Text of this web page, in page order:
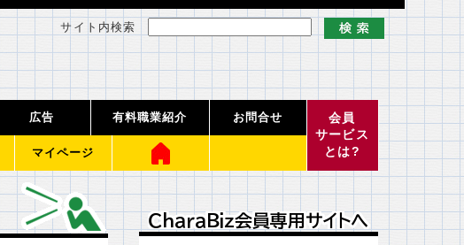
サイト内検索
広告 有料職業紹介 お問合せ
マイページ
会員
サービス
とは?
ＣｈａｒａＢｉｚ会員専用サイトへ
ＣｈａｒａＢｉｚ会員専用サイトへ